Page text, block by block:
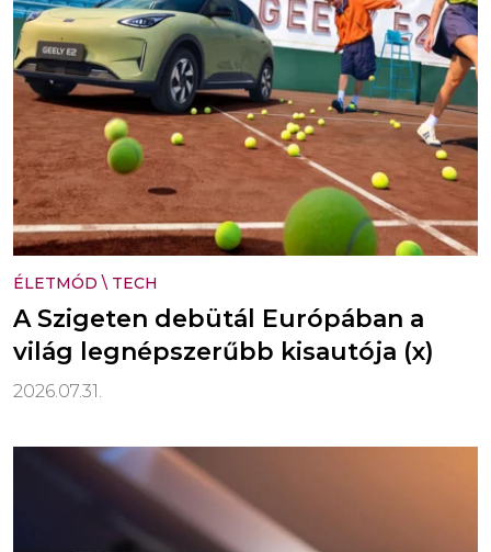
ÉLETMÓD \ TECH
A Szigeten debütál Európában a
világ legnépszerűbb kisautója (x)
2026.07.31.